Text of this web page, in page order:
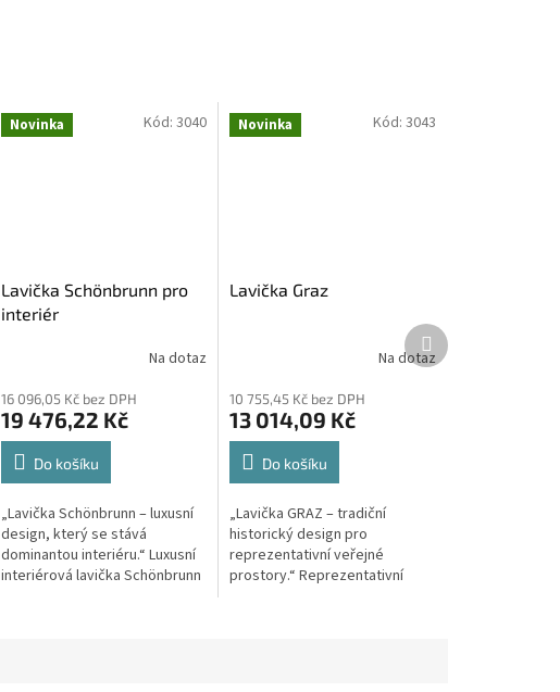
Novinka
Lavička Schönbrunn pro
interiér
Na dotaz
16 096,05 Kč bez DPH
19 476,22 Kč
Do košíku
„Lavička Schönbrunn – luxusní
design, který se stává
dominantou interiéru.“ Luxusní
interiérová lavička Schönbrunn
Kód:3040 Novinka
Lavička Graz
Na dotaz
10 755,45 Kč bez DPH
13 014,09 Kč
Do košíku
„Lavička GRAZ – tradiční
historický design pro
reprezentativní veřejné
prostory.“ Reprezentativní
Kód: 3043
Další
produkt